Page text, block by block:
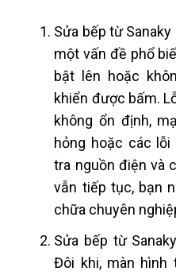
Sửa bếp từ Sanaky
một vấn đề phổ
bật lên hoặc
khiển được bấm.
không ổn định,
hỏng hoặc các
tra nguồn điện và
vẫn tiếp tục, bạn
chữa chuyên
Sửa bếp từ Sanaky
Đôi khi, màn hình